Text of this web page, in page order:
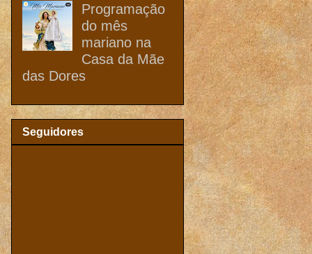
Programação
do mês
mariano na
Casa da Mãe
das Dores
Seguidores